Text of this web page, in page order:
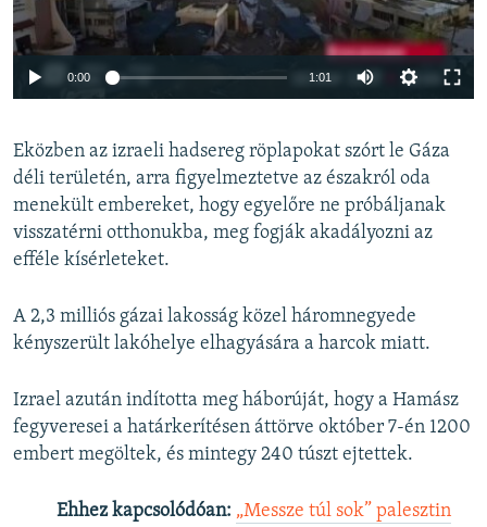
Auto 240p 360p 480p
720p 1080p
0:00 1:01
360p
480p
Eközben az izraeli hadsereg röplapokat szórt le Gáza
déli területén, arra figyelmeztetve az északról oda
menekült embereket, hogy egyelőre ne próbáljanak
visszatérni otthonukba, meg fogják akadályozni az
efféle kísérleteket.
A 2,3 milliós gázai lakosság közel háromnegyede
kényszerült lakóhelye elhagyására a harcok miatt.
Izrael azután indította meg háborúját, hogy a Hamász
fegyveresei a határkerítésen áttörve október 7-én 1200
embert megöltek, és mintegy 240 túszt ejtettek.
Ehhez kapcsolódóan: „Messze túl sok” palesztin